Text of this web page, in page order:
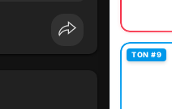
TON #9